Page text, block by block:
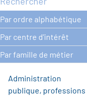
Par ordre alphabétique
Par centre d'intérêt
Par famille de métier
Administration
publique, professions